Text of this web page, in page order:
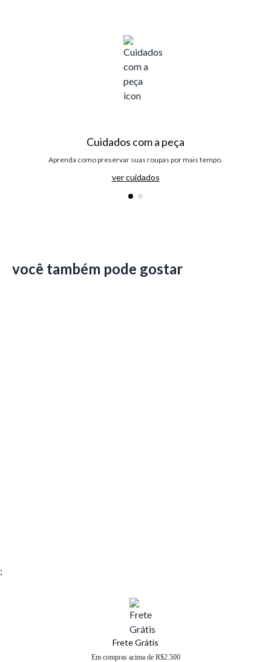
Cuidados com a peça
Aprenda como preservar suas roupas por mais tempo.
ver cuidados
você também pode gostar
;
Frete Grátis
Em compras acima de R$2.500